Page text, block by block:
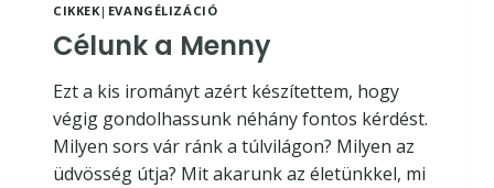
CIKKEK | EVANGÉLIZÁCIÓ
Célunk a Menny
Ezt a kis irományt azért készítettem, hogy
végig gondolhassunk néhány fontos kérdést.
Milyen sors vár ránk a túlvilágon? Milyen az
üdvösség útja? Mit akarunk az életünkkel, mi